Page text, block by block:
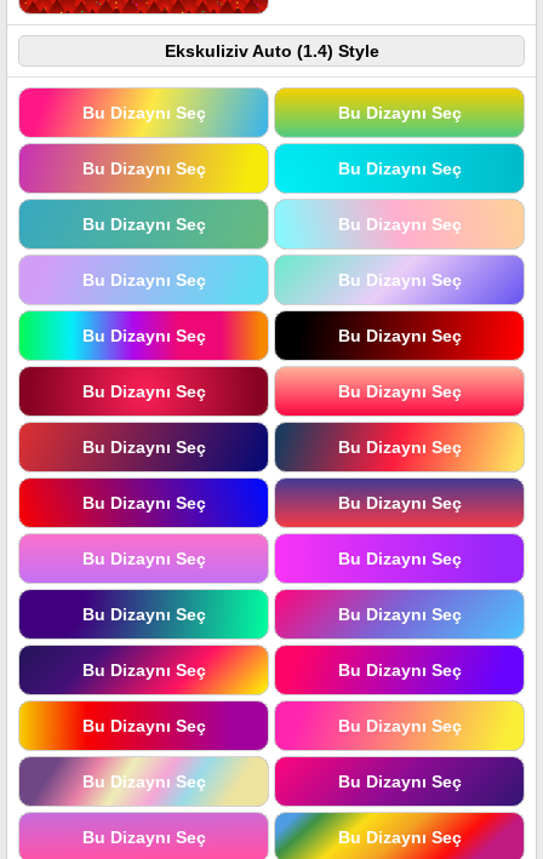
Ekskuliziv Auto (1.4) Style
Bu Dizaynı Seç Bu Dizaynı Seç
Bu Dizaynı Seç Bu Dizaynı Seç
Bu Dizaynı Seç Bu Dizaynı Seç
Bu Dizaynı Seç Bu Dizaynı Seç
Bu Dizaynı Seç Bu Dizaynı Seç
Bu Dizaynı Seç Bu Dizaynı Seç
Bu Dizaynı Seç Bu Dizaynı Seç
Bu Dizaynı Seç Bu Dizaynı Seç
Bu Dizaynı Seç Bu Dizaynı Seç
Bu Dizaynı Seç Bu Dizaynı Seç
Bu Dizaynı Seç Bu Dizaynı Seç
Bu Dizaynı Seç Bu Dizaynı Seç
Bu Dizaynı Seç Bu Dizaynı Seç
Bu Dizaynı Seç Bu Dizaynı Seç